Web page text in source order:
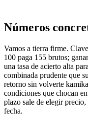
Números
Vamos a tierra firme.
100 paga 155 brutos;
una tasa de acierto alta
combinada prudente que
retorno sin volverte
condiciones que chocan
plazo sale de elegir
fecha.